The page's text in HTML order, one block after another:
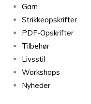
Garn
Strikkeopskrifter
PDF-Opskrifter
Tilbehør
Livsstil
Workshops
Nyheder